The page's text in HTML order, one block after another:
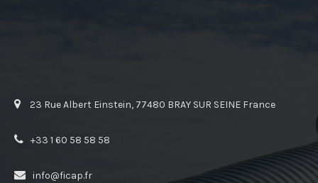
23 Rue Albert Einstein, 77480 BRAY SUR SEINE France
+33 1 60 58 58 58
info@ficap.fr